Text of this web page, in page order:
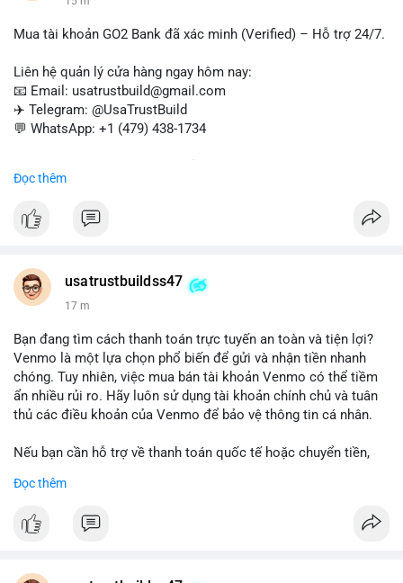
Mua tài khoản GO2 Bank đã xác minh (Verified) – Hỗ trợ 24/7.
Liên hệ quản lý cửa hàng ngay hôm nay:
📧 Email: usatrustbuild@gmail.com
✈️ Telegram: @UsaTrustBuild
💬 WhatsApp: +1 (479) 438-1734
chuyển tiền, mobile deposit và thanh toán USDT.
#buyverifiedgo2bankaccounts
Đọc thêm
usatrustbuildss47
17 m
Bạn đang tìm cách thanh toán trực tuyến an toàn và tiện lợi?
Venmo là một lựa chọn phổ biến để gửi và nhận tiền nhanh
chóng. Tuy nhiên, việc mua bán tài khoản Venmo có thể tiềm
ẩn nhiều rủi ro. Hãy luôn sử dụng tài khoản chính chủ và tuân
thủ các điều khoản của Venmo để bảo vệ thông tin cá nhân.
Nếu bạn cần hỗ trợ về thanh toán quốc tế hoặc chuyển tiền,
cung cấp dịch vụ tư vấn và giải pháp thanh toán trực tuyến an
Đọc thêm